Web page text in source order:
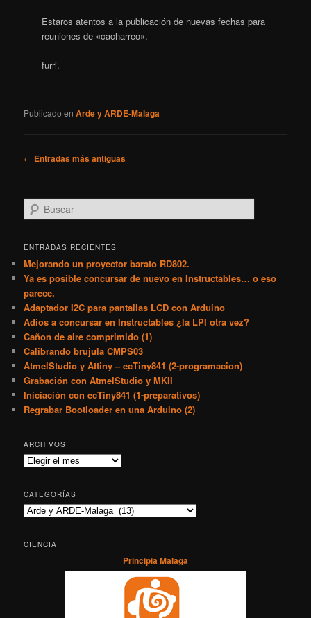
Estaros atentos a la publicación de nuevas fechas para
reuniones de «cacharreo».
furri.
Publicado en Arde y ARDE-Malaga
Navegación
entradas
← Entradas más antiguas
u
c
r
ENTRADAS RECIENTES
Mejorando un proyector barato RD802.
Ya es posible concursar de nuevo en Instructables… o eso
parece.
Adaptador I2C para pantallas LCD con Arduino
Adios a concursar en Instructables ¿la LPI otra vez?
Cañon de aire comprimido (1)
Calibrando brujula CMPS03
AtmelStudio y Attiny – ecTiny841 (2-programacion)
Grabación con AtmelStudio y MKII
Iniciación con ecTiny841 (1-preparativos)
Regrabar Bootloader en una Arduino (2)
ARCHIVOS
Archivos
CATEGORÍAS
Categorías
CIENCIA
Principia Malaga